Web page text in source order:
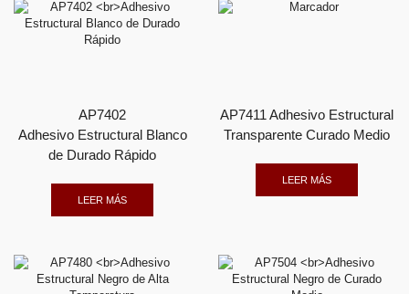
AP7402
Adhesivo Estructural Blanco
de Durado Rápido
LEER MÁS
AP7411 Adhesivo Estructural
Transparente Curado Medio
LEER MÁS